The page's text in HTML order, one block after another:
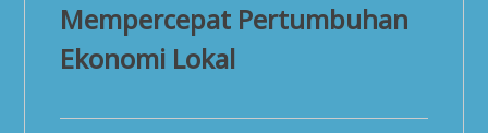
Mempercepat Pertumbuhan
Ekonomi Lokal